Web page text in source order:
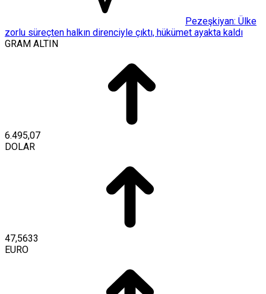
Pezeşkiyan: Ülke
zorlu süreçten halkın direnciyle çıktı, hükümet ayakta kaldı
GRAM ALTIN
6.495,07
DOLAR
47,5633
EURO